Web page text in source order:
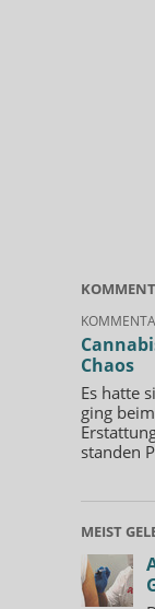
Chaos
Es hatte
ging
standen
MEIST